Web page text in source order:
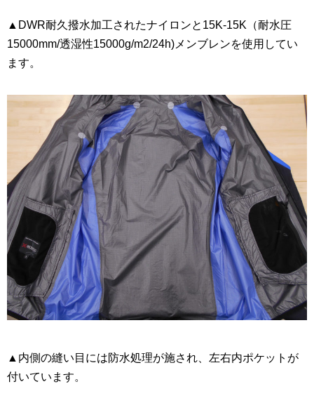
▲DWR耐久撥水加工されたナイロンと15K-15K（耐水圧
15000mm/透湿性15000g/m2/24h)メンブレンを使用してい
ます。
▲内側の縫い目には防水処理が施され、左右内ポケットが
付いています。